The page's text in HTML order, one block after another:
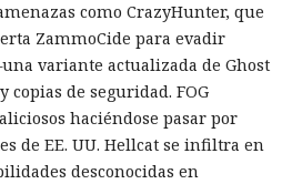
como CrazyHunter, que
ZammoCide para evadir
variante actualizada de Ghost
de seguridad. FOG
haciéndose pasar por
de EE. UU. Hellcat se infiltra en
desconocidas en